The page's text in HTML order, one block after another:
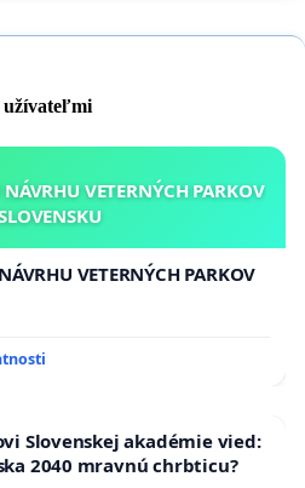
užívateľmi
VETERNÝCH PARKOV
VETERNÝCH PARKOV
Slovenskej akadémie vied:
2040 mravnú chrbticu?